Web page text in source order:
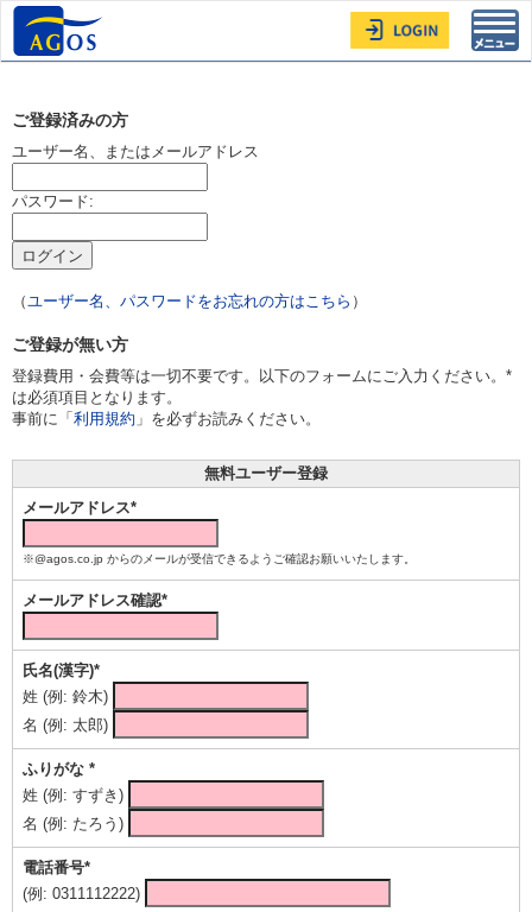
ご登録済みの方
ユーザー名、またはメールアドレス
パスワード:
（ユーザー名、パスワードをお忘れの方はこちら ）
ご登録が無い方
登録費用・会費等は一切不要です。以下のフォームにご入力ください。*
は必須項目となります。
事前に「 利用規約 」を必ずお読みください。
無料ユーザー登録
メールアドレス*
※@agos.co.jp からのメールが受信できるようご確認お願いいたします。
メールアドレス確認*
氏名(漢字)*
姓 (例: 鈴木)
名 (例: 太郎)
ふりがな *
姓 (例: すずき)
名 (例: たろう)
電話番号*
(例: 0311112222)